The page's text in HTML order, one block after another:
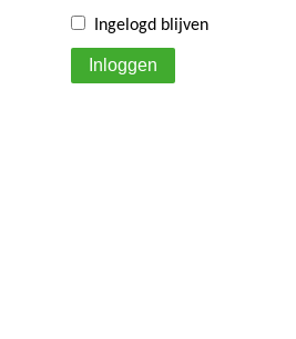
Ingelogd blijven
Inloggen